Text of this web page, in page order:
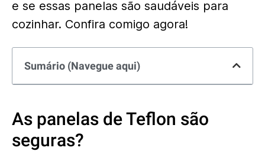
e se essas panelas são saudáveis para
cozinhar. Confira comigo agora!
Sumário (Navegue aqui)
As panelas de Teflon são
seguras?